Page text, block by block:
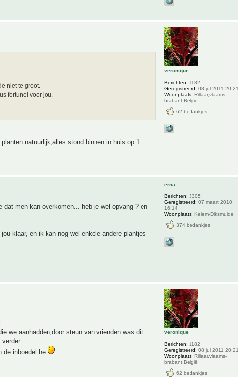
niet te groot.
fortunei voor jou.
natuurlijk,alles stond binnen in huis op 1
veronique
Berichten: 1182
Geregistreerd: 08 jul 2011 20:21
Woonplaats: Rillaar,vlaams-
brabant,België
62 bedankjes
men kan overkomen... heb je wel opvang ? en
klaar, en ik kan nog wel enkele andere plantjes
erna
Berichten: 3305
Geregistreerd: 07 maart 2010
16:14
Woonplaats: Keiem-Diksmuide
374 bedankjes
we aanhadden,door steun van vrienden was dit
de inboedel he
veronique
Berichten: 1182
Geregistreerd: 08 jul 2011 20:21
Woonplaats: Rillaar,vlaams-
brabant,België
62 bedankjes